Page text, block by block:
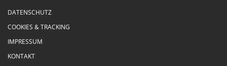
DATENSCHUTZ
COOKIES & TRACKING
IMPRESSUM
KONTAKT